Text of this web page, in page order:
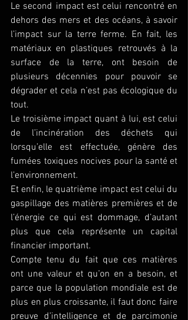
Le second impact est celui rencontré en
dehors des mers et des océans, à savoir
l’impact sur la terre ferme. En fait, les
matériaux en plastiques retrouvés à la
surface de la terre, ont besoin de
plusieurs décennies pour pouvoir se
dégrader et cela n’est pas écologique du
tout.
Le troisième impact quant à lui, est celui
de l’incinération des déchets qui
lorsqu’elle est effectuée, génère des
fumées toxiques nocives pour la santé et
l’environnement.
Et enfin, le quatrième impact est celui du
gaspillage des matières premières et de
l’énergie ce qui est dommage, d’autant
plus que cela représente un capital
financier important.
Compte tenu du fait que ces matières
ont une valeur et qu’on en a besoin, et
parce que la population mondiale est de
plus en plus croissante, il faut donc faire
preuve d’intelligence et de parcimonie